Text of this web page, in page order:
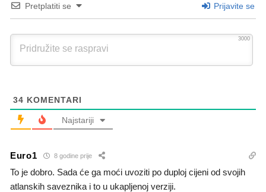
Pretplatiti se Prijavite se
3000
34 KOMENTARI
Najstariji
Euro1 8 godine prije
To je dobro. Sada će ga moći uvoziti po duploj cijeni od svojih
atlanskih saveznika i to u ukapljenoj verziji.